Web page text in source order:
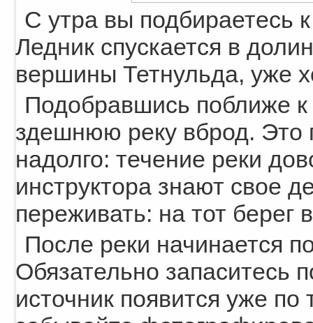
С утра вы подбираетесь
Ледник спускается в
вершины Тетнульда, уже
Подобравшись поближе
здешнюю реку вброд. Это
надолго: течение реки
инструктора знают свое
переживать: на тот берег
После реки начинается
Обязательно запаситесь
источник появится уже